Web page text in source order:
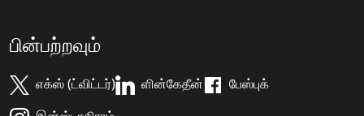
பின்பற்றவும்
எக்ஸ் (ட்விட்டர்) ளின்கேதீன்
பேஸ்புக்